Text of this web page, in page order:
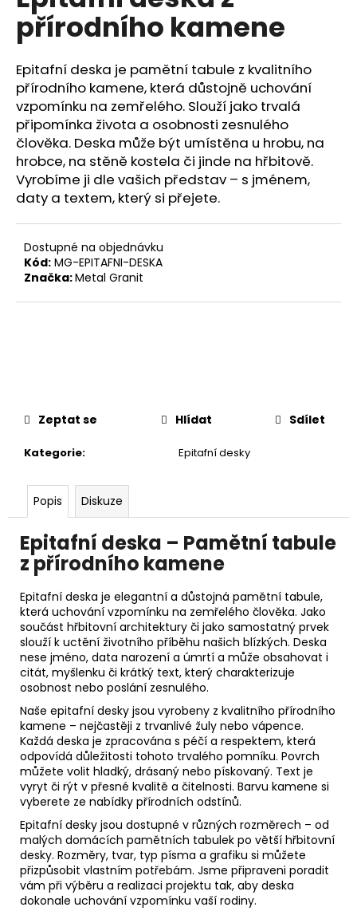
5
hvězdiček.
přírodního kamene
Epitafní deska je pamětní tabule z kvalitního
přírodního kamene, která důstojně uchování
vzpomínku na zemřelého. Slouží jako trvalá
připomínka života a osobnosti zesnulého
člověka. Deska může být umístěna u hrobu, na
hrobce, na stěně kostela či jinde na hřbitově.
Vyrobíme ji dle vašich představ – s jménem,
daty a textem, který si přejete.
Dostupné na objednávku
Kód: MG-EPITAFNI-DESKA
Značka:Metal Granit
Kategorie: Epitafní desky
Zeptat se Hlídat Sdílet
Popis Diskuze
Epitafní deska – Pamětní tabule
z přírodního kamene
Epitafní deska je elegantní a důstojná pamětní tabule,
která uchování vzpomínku na zemřelého člověka. Jako
součást hřbitovní architektury či jako samostatný prvek
slouží k uctění životního příběhu našich blízkých. Deska
nese jméno, data narození a úmrtí a může obsahovat i
citát, myšlenku či krátký text, který charakterizuje
osobnost nebo poslání zesnulého.
Naše epitafní desky jsou vyrobeny z kvalitního přírodního
kamene – nejčastěji z trvanlivé žuly nebo vápence.
Každá deska je zpracována s péčí a respektem, která
odpovídá důležitosti tohoto trvalého pomníku. Povrch
můžete volit hladký, drásaný nebo pískovaný. Text je
vyryt či rýt v přesné kvalitě a čitelnosti. Barvu kamene si
vyberete ze nabídky přírodních odstínů.
Epitafní desky jsou dostupné v různých rozměrech – od
malých domácích pamětních tabulek po větší hřbitovní
desky. Rozměry, tvar, typ písma a grafiku si můžete
přizpůsobit vlastním potřebám. Jsme připraveni poradit
vám při výběru a realizaci projektu tak, aby deska
dokonale uchování vzpomínku vaší rodiny.
a
j
í
t
?
HLEDAT
D
o
o
e
m
e